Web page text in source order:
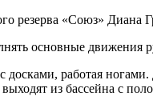
«Союз» Диана
основные
работая
из бассейна с